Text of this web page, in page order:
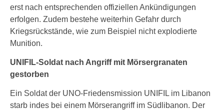
erst nach entsprechenden offiziellen Ankündigungen
erfolgen. Zudem bestehe weiterhin Gefahr durch
Kriegsrückstände, wie zum Beispiel nicht explodierte
Munition.
UNIFIL-Soldat nach Angriff mit Mörsergranaten
gestorben
Ein Soldat der UNO-Friedensmission UNIFIL im Libanon
starb indes bei einem Mörserangriff im Südlibanon. Der